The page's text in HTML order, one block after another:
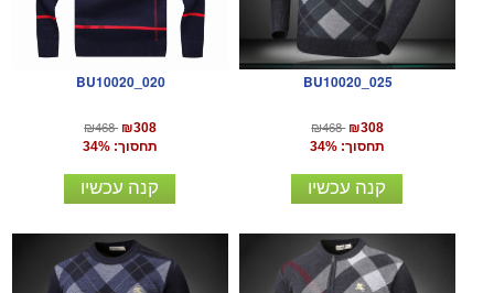
BU10020_020
₪468 ₪308
תחסוך: 34%
קנה עכשיו
BU10020_025
₪468 ₪308
תחסוך: 34%
קנה עכשיו